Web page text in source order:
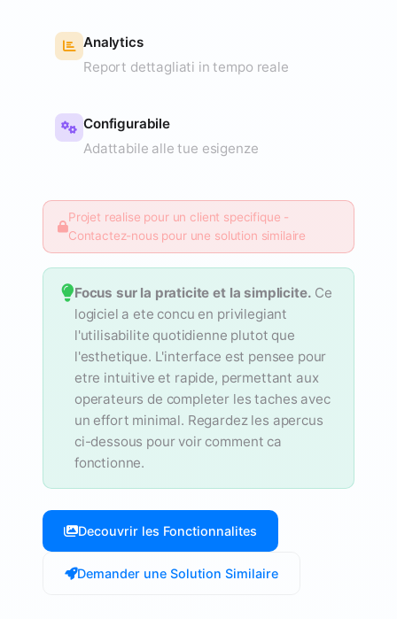
Analytics
Report dettagliati in tempo reale
Configurabile
Adattabile alle tue esigenze
Projet realise pour un client specifique -
Contactez-nous pour une solution similaire
Focus sur la praticite et la simplicite. Ce
logiciel a ete concu en privilegiant
l'utilisabilite quotidienne plutot que
l'esthetique. L'interface est pensee pour
etre intuitive et rapide, permettant aux
operateurs de completer les taches avec
un effort minimal. Regardez les apercus
ci-dessous pour voir comment ca
fonctionne.
Decouvrir les Fonctionnalites
Demander une Solution Similaire